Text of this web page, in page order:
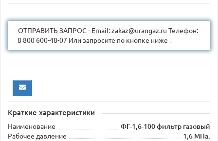
ОТПРАВИТЬ ЗАПРОС - Email: zakaz@urangaz.ru Телефон:
8 800 600-48-07 Или запросите по кнопке ниже ↓
Краткие характеристики
Наименование
ФГ-1,6-100 фильтр газовый
Рабочее давление
1,6 МПа.